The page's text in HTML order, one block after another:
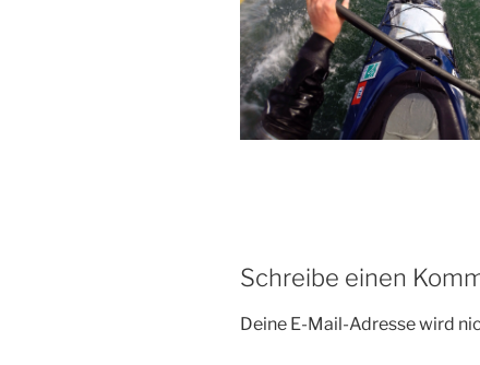
Schreibe einen
Deine E-Mail-Adresse wird